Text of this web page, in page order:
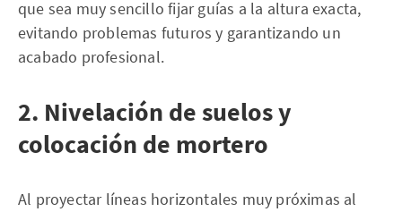
que sea muy sencillo fijar guías a la altura exacta,
evitando problemas futuros y garantizando un
acabado profesional.
2. Nivelación de suelos y
colocación de mortero
Al proyectar líneas horizontales muy próximas al